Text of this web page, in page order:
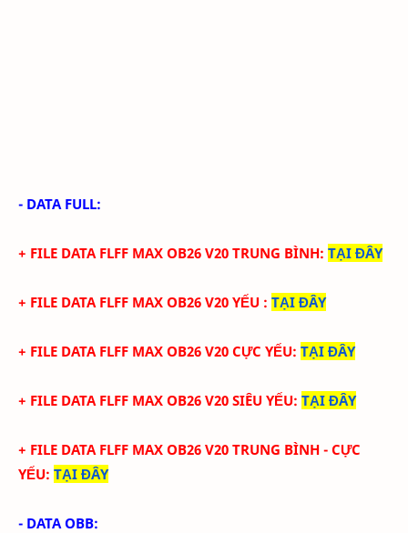
- DATA FULL:
+ FILE DATA FLFF MAX OB26 V20 TRUNG BÌNH: TẠI ĐÂY
+ FILE DATA FLFF MAX OB26 V20 YẾU : TẠI ĐÂY
+ FILE DATA FLFF MAX OB26 V20 CỰC YẾU: TẠI ĐÂY
+ FILE DATA FLFF MAX OB26 V20 SIÊU YẾU: TẠI ĐÂY
+ FILE DATA FLFF MAX OB26 V20 TRUNG BÌNH - CỰC
YẾU: TẠI ĐÂY
- DATA OBB: